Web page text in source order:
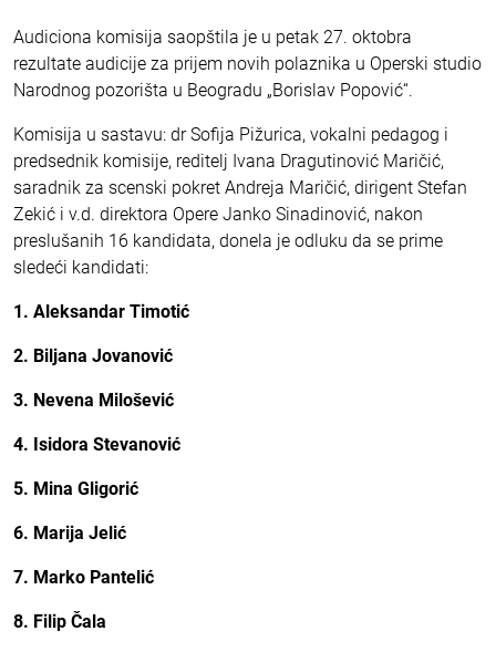
Audiciona komisija saopštila je u petak 27. oktobra
rezultate audicije za prijem novih polaznika u Operski studio
Narodnog pozorišta u Beogradu „Borislav Popović“.
Komisija u sastavu: dr Sofija Pižurica, vokalni pedagog i
predsednik komisije, reditelj Ivana Dragutinović Maričić,
saradnik za scenski pokret Andreja Maričić, dirigent Stefan
Zekić i v.d. direktora Opere Janko Sinadinović, nakon
preslušanih 16 kandidata, donela je odluku da se prime
sledeći kandidati:
1. Aleksandar Timotić
2. Biljana Jovanović
3. Nevena Milošević
4. Isidora Stevanović
5. Mina Gligorić
6. Marija Jelić
7. Marko Pantelić
8. Filip Čala